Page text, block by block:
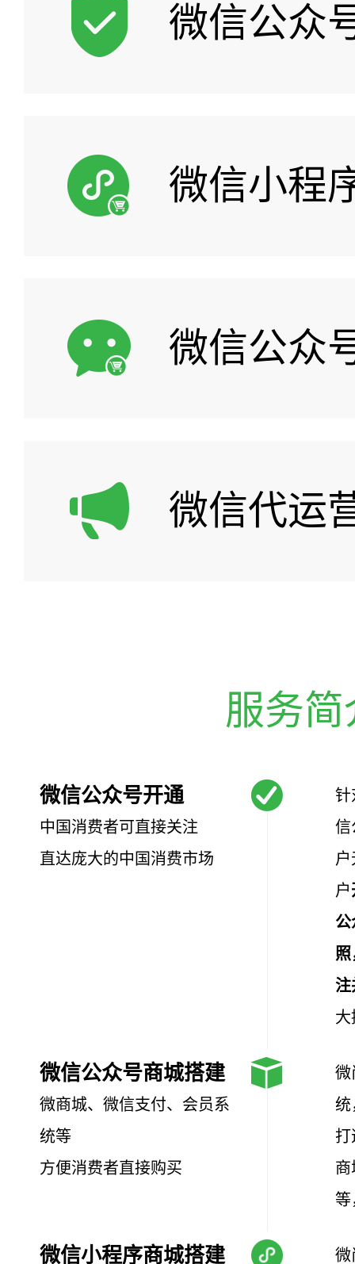
微信公众
微信小程
微信公众
微信代运
服务简
微信公众号开通
中国消费者可直接关注
直达庞大的中国消费市场
针
信
户
公
照
注
大
微信公众号商城搭建
微商城、微信支付、会员系
统等
方便消费者直接购买
微
统
打
商
等
微信小程序商城搭建 微